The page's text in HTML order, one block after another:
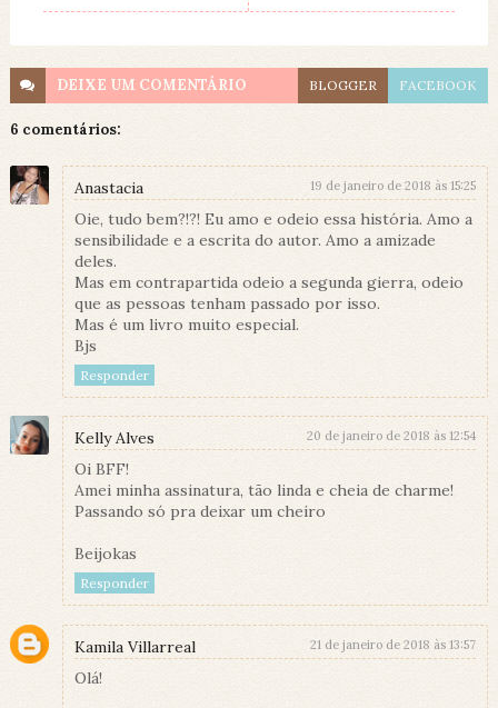
DEIXE UM COMENTÁRIO BLOGGER FACEBOOK
6 comentários:
Anastacia 19 de janeiro de 2018 às 15:25
Oie, tudo bem?!?! Eu amo e odeio essa história. Amo a
sensibilidade e a escrita do autor. Amo a amizade
deles.
Mas em contrapartida odeio a segunda gierra, odeio
que as pessoas tenham passado por isso.
Mas é um livro muito especial.
Bjs
Responder
Kelly Alves 20 de janeiro de 2018 às 12:54
Oi BFF!
Amei minha assinatura, tão linda e cheia de charme!
Passando só pra deixar um cheiro
Beijokas
Responder
Kamila Villarreal 21 de janeiro de 2018 às 13:57
Olá!